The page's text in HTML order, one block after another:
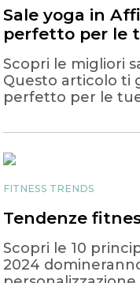
Sale yoga in
perfetto per le
Scopri le migliori
Questo articolo ti
perfetto per le
FITNESS TRENDS
Tendenze
Scopri le 10
2024